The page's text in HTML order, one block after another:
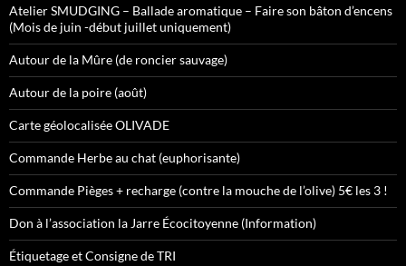
Atelier SMUDGING – Ballade aromatique – Faire son bâton d’encens
(Mois de juin -début juillet uniquement)
Autour de la Mûre (de roncier sauvage)
Autour de la poire (août)
Carte géolocalisée OLIVADE
Commande Herbe au chat (euphorisante)
Commande Pièges + recharge (contre la mouche de l’olive) 5€ les 3 !
Don à l’association la Jarre Écocitoyenne (Information)
Étiquetage et Consigne de TRI